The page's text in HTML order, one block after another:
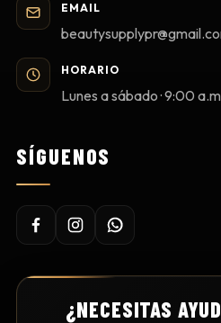
EMAIL
HORARIO
Lunes a sábado · 9:00
SÍGUENOS
¿NECESITAS